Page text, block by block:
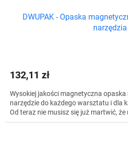
DWUPAK - Opaska
narzędzia
132,11 zł
Wysokiej jakości magnetyczna
narzędzie do każdego warsztatu i dla
Od teraz nie musisz się już martwić, że